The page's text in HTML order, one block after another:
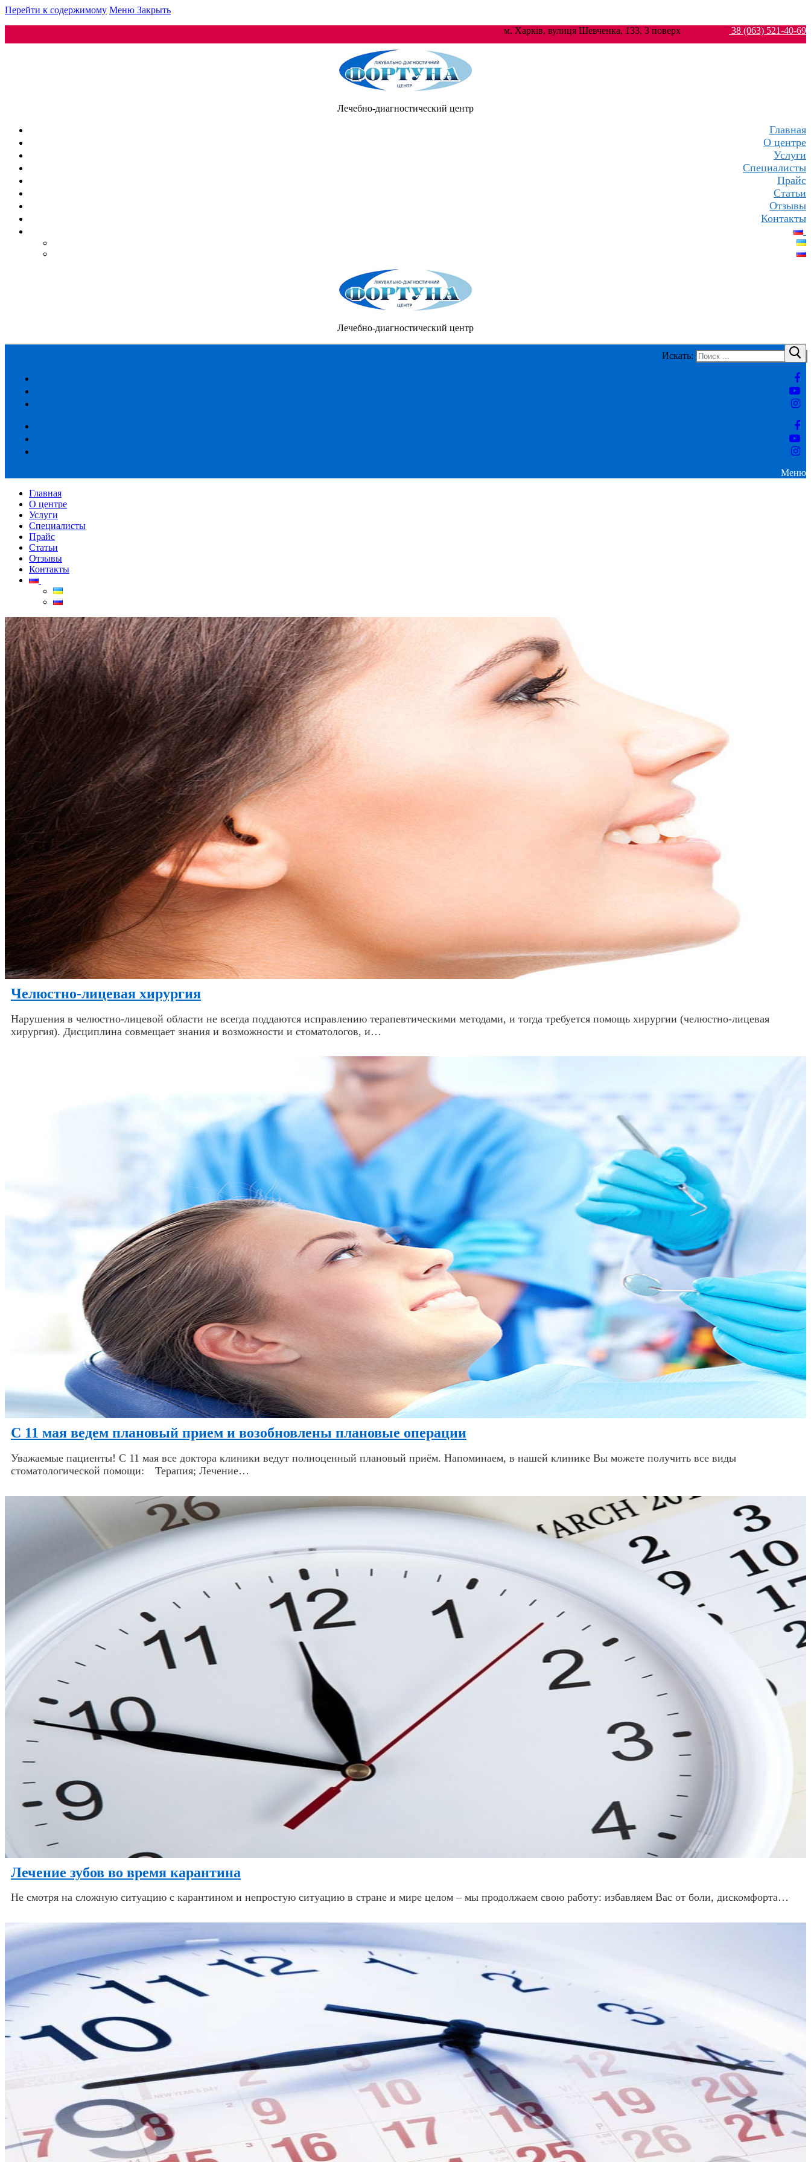
Перейти к содержимому Меню Закрыть
м. Харків, вулиця Шевченка, 133, 3 поверх
38 (063) 521-40-69
Лечебно-диагностический центр
Главная
О центре
Услуги
Специалисты
Прайс
Статьи
Отзывы
Контакты
Лечебно-диагностический центр
Искать:
Меню
Главная
О центре
Услуги
Специалисты
Прайс
Статьи
Отзывы
Контакты
Челюстно-лицевая хирургия
Нарушения в челюстно-лицевой области не всегда поддаются исправлению терапевтическими методами, и тогда требуется помощь хирургии (челюстно-лицевая
хирургия). Дисциплина совмещает знания и возможности и стоматологов, и…
C 11 мая ведем плановый прием и возобновлены плановые операции
Уважаемые пациенты! С 11 мая все доктора клиники ведут полноценный плановый приём. Напоминаем, в нашей клинике Вы можете получить все виды
стоматологической помощи:⠀ Терапия; Лечение…
Лечение зубов во время карантина
Не смотря на сложную ситуацию с карантином и непростую ситуацию в стране и мире целом – мы продолжаем свою работу: избавляем Вас от боли, дискомфорта…